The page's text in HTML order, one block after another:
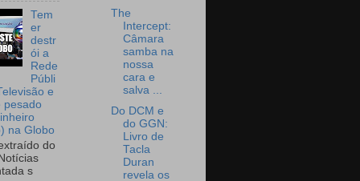
Tem
er
destr
ói a
Rede
Públi
e
pesado
na Globo
do
s
The
Intercept:
Câmara
samba na
nossa
cara e
salva ...
Do DCM e
do GGN:
Livro de
Tacla
Duran
revela os